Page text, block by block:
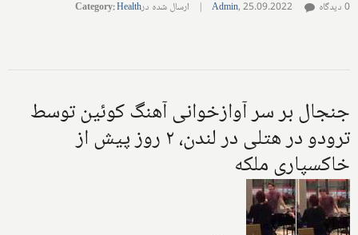
Admin,25.09.2022
| ارسال شده در Category:Health 0 دیدگاه
جنجال بر سر آوازخوانی آهنگ کوئین توسط
ترودو در هتلی در لندن، ۲ روز پیش از
خاکسپاری ملکه